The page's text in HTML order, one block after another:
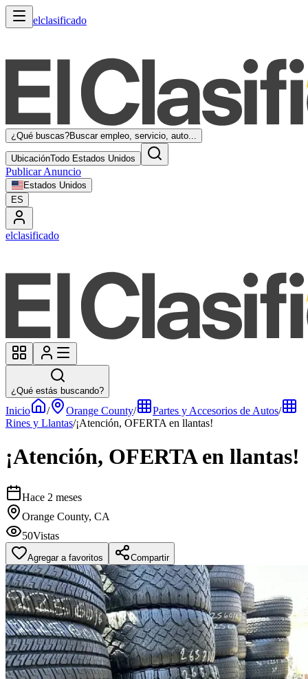
elclasificado
¿Qué buscas?Buscar empleo, servicio, auto...
UbicaciónTodo Estados Unidos
Publicar Anuncio
Estados Unidos
ES
elclasificado
¿Qué estás buscando?
Inicio / Orange County/ Partes y Accesorios de Autos/
Rines y Llantas/¡Atención, OFERTA en llantas!
¡Atención, OFERTA en llantas!
Hace 2 meses
Orange County, CA
50Vistas
Agregar a favoritos Compartir